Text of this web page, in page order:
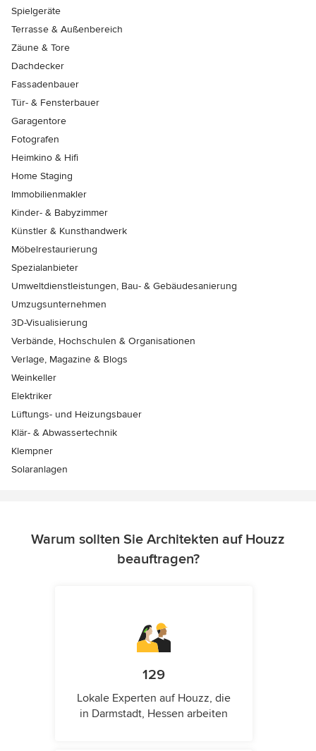
Spielgeräte
Terrasse & Außenbereich
Zäune & Tore
Dachdecker
Fassadenbauer
Tür- & Fensterbauer
Garagentore
Fotografen
Heimkino & Hifi
Home Staging
Immobilienmakler
Kinder- & Babyzimmer
Künstler & Kunsthandwerk
Möbelrestaurierung
Spezialanbieter
Umweltdienstleistungen, Bau- & Gebäudesanierung
Umzugsunternehmen
3D-Visualisierung
Verbände, Hochschulen & Organisationen
Verlage, Magazine & Blogs
Weinkeller
Elektriker
Lüftungs- und Heizungsbauer
Klär- & Abwassertechnik
Klempner
Solaranlagen
Warum sollten Sie Architekten auf Houzz
beauftragen?
129
Lokale Experten auf Houzz, die
in Darmstadt, Hessen arbeiten